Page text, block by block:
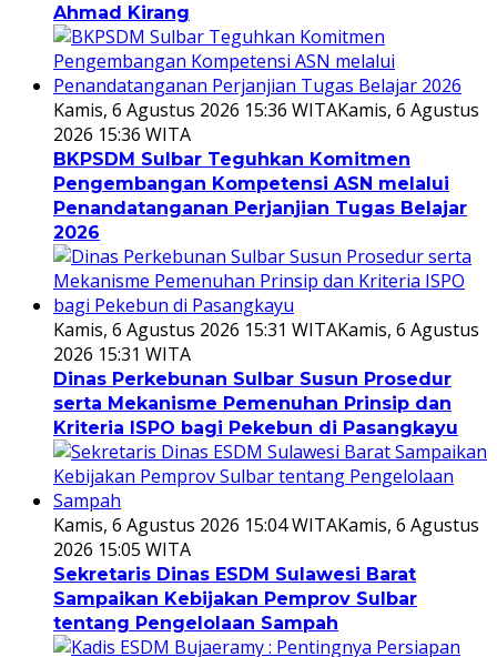
Ahmad Kirang
Kamis, 6 Agustus 2026 15:36 WITAKamis, 6 Agustus
2026 15:36 WITA
BKPSDM Sulbar Teguhkan Komitmen
Pengembangan Kompetensi ASN melalui
Penandatanganan Perjanjian Tugas Belajar
2026
Kamis, 6 Agustus 2026 15:31 WITAKamis, 6 Agustus
2026 15:31 WITA
Dinas Perkebunan Sulbar Susun Prosedur
serta Mekanisme Pemenuhan Prinsip dan
Kriteria ISPO bagi Pekebun di Pasangkayu
Kamis, 6 Agustus 2026 15:04 WITAKamis, 6 Agustus
2026 15:05 WITA
Sekretaris Dinas ESDM Sulawesi Barat
Sampaikan Kebijakan Pemprov Sulbar
tentang Pengelolaan Sampah